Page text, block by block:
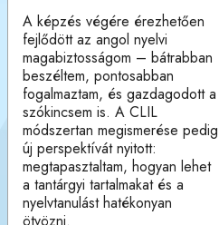
A képzés végére érezhetően
fejlődött az angol nyelvi
magabiztosságom – bátrabban
beszéltem, pontosabban
fogalmaztam, és gazdagodott a
szókincsem is. A CLIL
módszertan megismerése pedig
új perspektívát nyitott:
megtapasztaltam, hogyan lehet
a tantárgyi tartalmakat és a
nyelvtanulást hatékonyan